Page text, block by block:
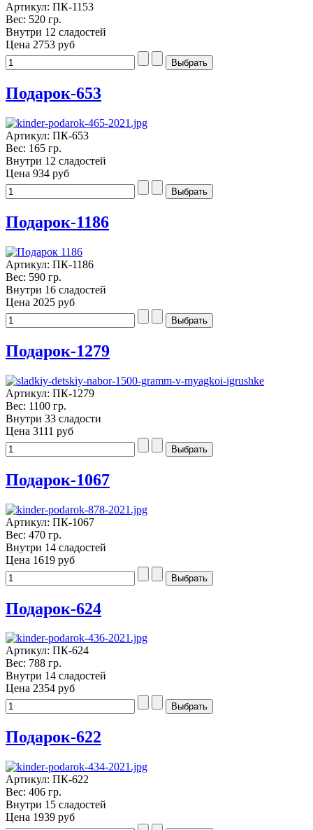
Артикул: ПК-1153
Вес: 520 гр.
Внутри 12 сладостей
Цена 2753 руб
Подарок-653
Артикул: ПК-653
Вес: 165 гр.
Внутри 12 сладостей
Цена 934 руб
Подарок-1186
Артикул: ПК-1186
Вес: 590 гр.
Внутри 16 сладостей
Цена 2025 руб
Подарок-1279
Артикул: ПК-1279
Вес: 1100 гр.
Внутри 33 сладости
Цена 3111 руб
Подарок-1067
Артикул: ПК-1067
Вес: 470 гр.
Внутри 14 сладостей
Цена 1619 руб
Подарок-624
Артикул: ПК-624
Вес: 788 гр.
Внутри 14 сладостей
Цена 2354 руб
Подарок-622
Артикул: ПК-622
Вес: 406 гр.
Внутри 15 сладостей
Цена 1939 руб